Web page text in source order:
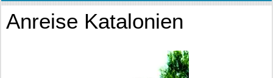
Anreise Katalonien